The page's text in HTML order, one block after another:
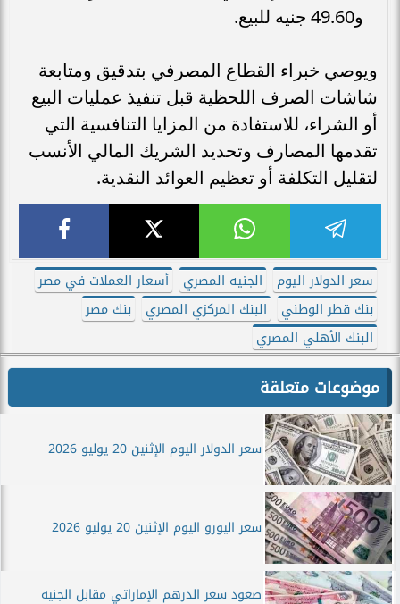
و49.60 جنيه للبيع.
ويوصي خبراء القطاع المصرفي بتدقيق ومتابعة
شاشات الصرف اللحظية قبل تنفيذ عمليات البيع
أو الشراء، للاستفادة من المزايا التنافسية التي
تقدمها المصارف وتحديد الشريك المالي الأنسب
لتقليل التكلفة أو تعظيم العوائد النقدية.
سعر الدولار اليوم الجنيه المصري
أسعار العملات في مصر
بنك قطر الوطني
البنك المركزي المصري
بنك مصر
البنك الأهلي المصري
موضوعات متعلقة
سعر الدولار اليوم الإثنين 20 يوليو 2026
سعر اليورو اليوم الإثنين 20 يوليو 2026
صعود سعر الدرهم الإماراتي مقابل الجنيه